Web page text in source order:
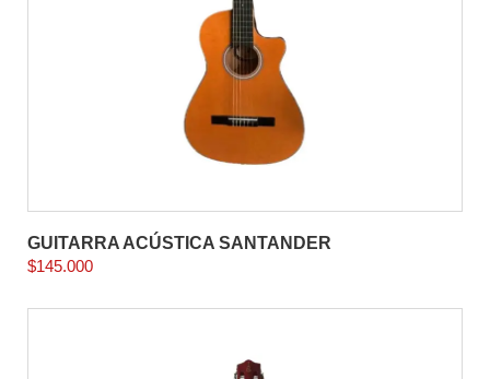
GUITARRA ACÚSTICA SANTANDER
$145.000